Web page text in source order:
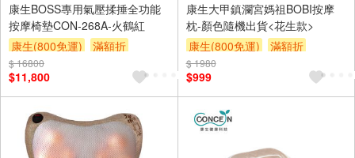
康生BOSS專用氣壓揉捶全功能
按摩椅墊CON-268A-火鶴紅
康生(800免運)
滿額折
$ 16800
$11,800
康生大甲鎮瀾宮媽祖BOBI按摩
枕-顏色隨機出貨<花生款>
康生(800免運)
滿額折
$ 1980
$999